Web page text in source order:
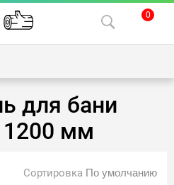
0
для бани
мм
Сортировка